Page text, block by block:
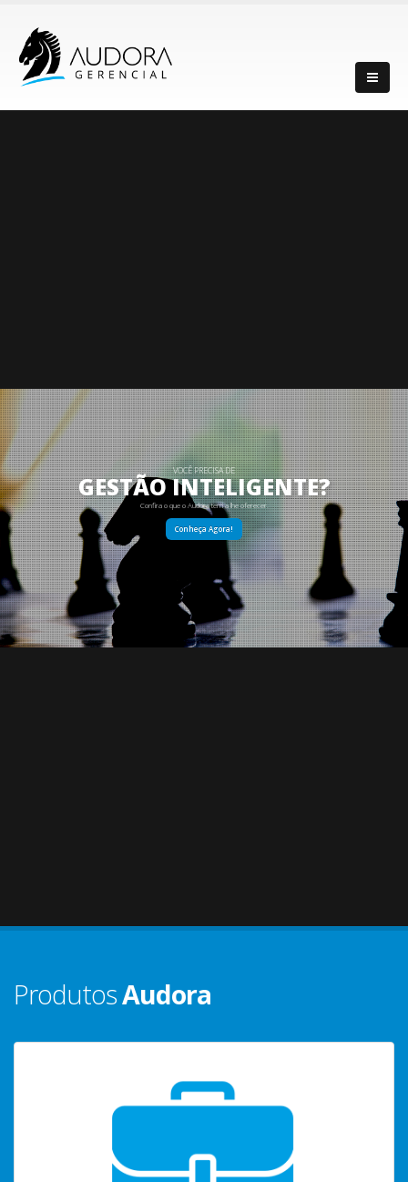
VOCÊ PRECISA DE
GESTÃO INTELIGENTE?
Confira o que o Audora tem a lhe oferecer.
Conheça Agora!
ProdutosAudora